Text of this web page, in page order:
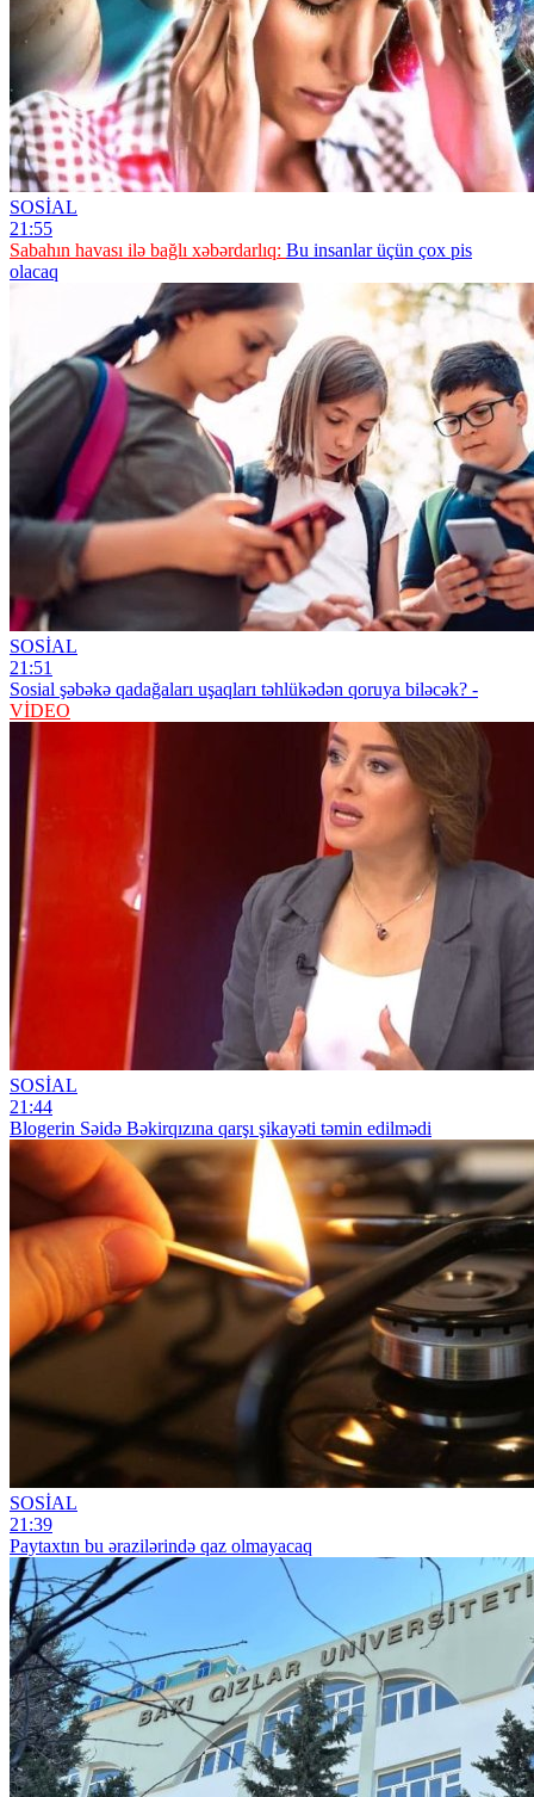
SOSİAL
21:55
Sabahın havası ilə bağlı xəbərdarlıq: Bu insanlar üçün çox pis
olacaq
SOSİAL
21:51
Sosial şəbəkə qadağaları uşaqları təhlükədən qoruya biləcək? -
VİDEO
SOSİAL
21:44
Blogerin Səidə Bəkirqızına qarşı şikayəti təmin edilmədi
SOSİAL
21:39
Paytaxtın bu ərazilərində qaz olmayacaq